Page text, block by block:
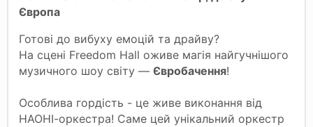
Європа
Готові до вибуху емоцій та драйву?
На сцені Freedom Hall оживе магія найгучнішого
музичного шоу світу — Євробачення!
Особлива гордість - це живе виконання від
НАОНІ-оркестра! Саме цей унікальний оркестр